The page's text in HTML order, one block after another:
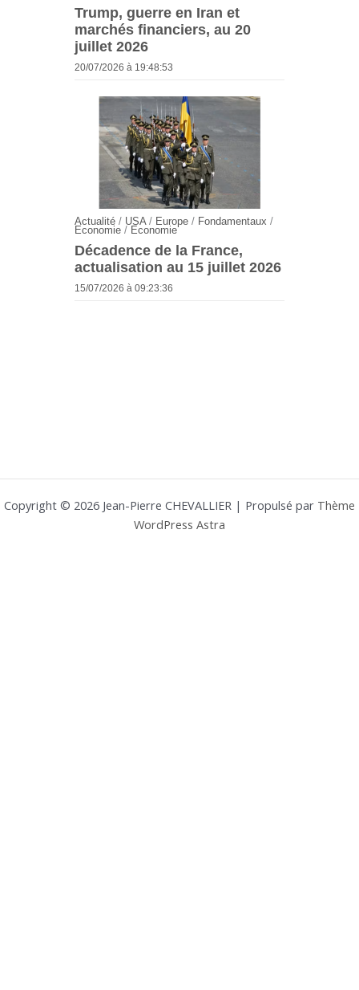
Trump, guerre en Iran et
marchés financiers, au 20
juillet 2026
20/07/2026 à 19:48:53
Actualité/ USA/ Europe/ Fondamentaux /
Economie/ Economie
Décadence de la France,
actualisation au 15 juillet 2026
15/07/2026 à 09:23:36
Copyright © 2026 Jean-Pierre CHEVALLIER | Propulsé par Thème
WordPress Astra